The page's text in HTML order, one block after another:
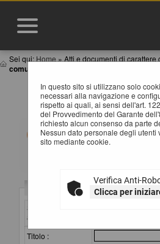
Sei qui: Home » Atti e documenti di carattere
comunicazioni e atti di caratter...
In questo sito si utilizzano solo
necessari alla navigazione e
rispetto ai quali, ai sensi dell'art.
del Provvedimento del Garante
richiesto alcun consenso da parte
Nessun dato personale degli utenti
sito mediante cookie.
Verifica Anti-
Clicca per
AVVISI, COMUNICAZIONI E
GENERALE
All'interno di questa sezione
avvisi, atti e documenti di
tutte le procedure, quali ad
lavori (con le eventuali
forniture, ecc.
Per ciascuna pubblicazione
Criteri di ricerca
Stazione
appaltante :
Titolo :